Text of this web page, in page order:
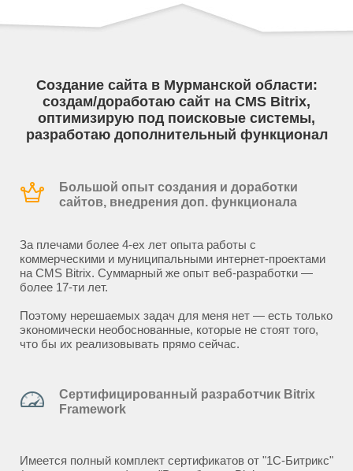
Создание сайта в Мурманской области:
создам/доработаю сайт на CMS Bitrix,
оптимизирую под поисковые системы,
разработаю дополнительный функционал
Большой опыт создания и доработки
сайтов, внедрения доп. функционала
За плечами более 4-ех лет опыта работы с
коммерческими и муниципальными интернет-проектами
на CMS Bitrix. Суммарный же опыт веб-разработки —
более 17-ти лет.
Поэтому нерешаемых задач для меня нет — есть только
экономически необоснованные, которые не стоят того,
что бы их реализовывать прямо сейчас.
Сертифицированный разработчик Bitrix
Framework
Имеется полный комплект сертификатов от "1С-Битрикс"